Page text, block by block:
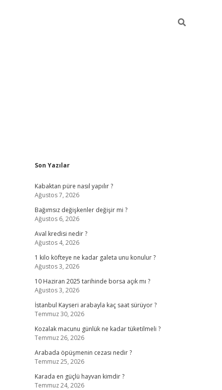
Sidebar
Son Yazılar
Kabaktan püre nasıl yapılır ?
Ağustos 7, 2026
Bağımsız değişkenler değişir mi ?
Ağustos 6, 2026
Aval kredisi nedir ?
Ağustos 4, 2026
1 kilo köfteye ne kadar galeta unu konulur ?
Ağustos 3, 2026
10 Haziran 2025 tarihinde borsa açık mı ?
Ağustos 3, 2026
İstanbul Kayseri arabayla kaç saat sürüyor ?
Temmuz 30, 2026
Kozalak macunu günlük ne kadar tüketilmeli ?
Temmuz 26, 2026
Arabada öpüşmenin cezası nedir ?
Temmuz 25, 2026
Karada en güçlü hayvan kimdir ?
Temmuz 24, 2026